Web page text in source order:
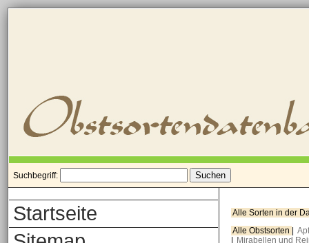
Suchbegriff:
Startseite
Alle Sorten in der
Alle Obstsorten
Mirabellen und